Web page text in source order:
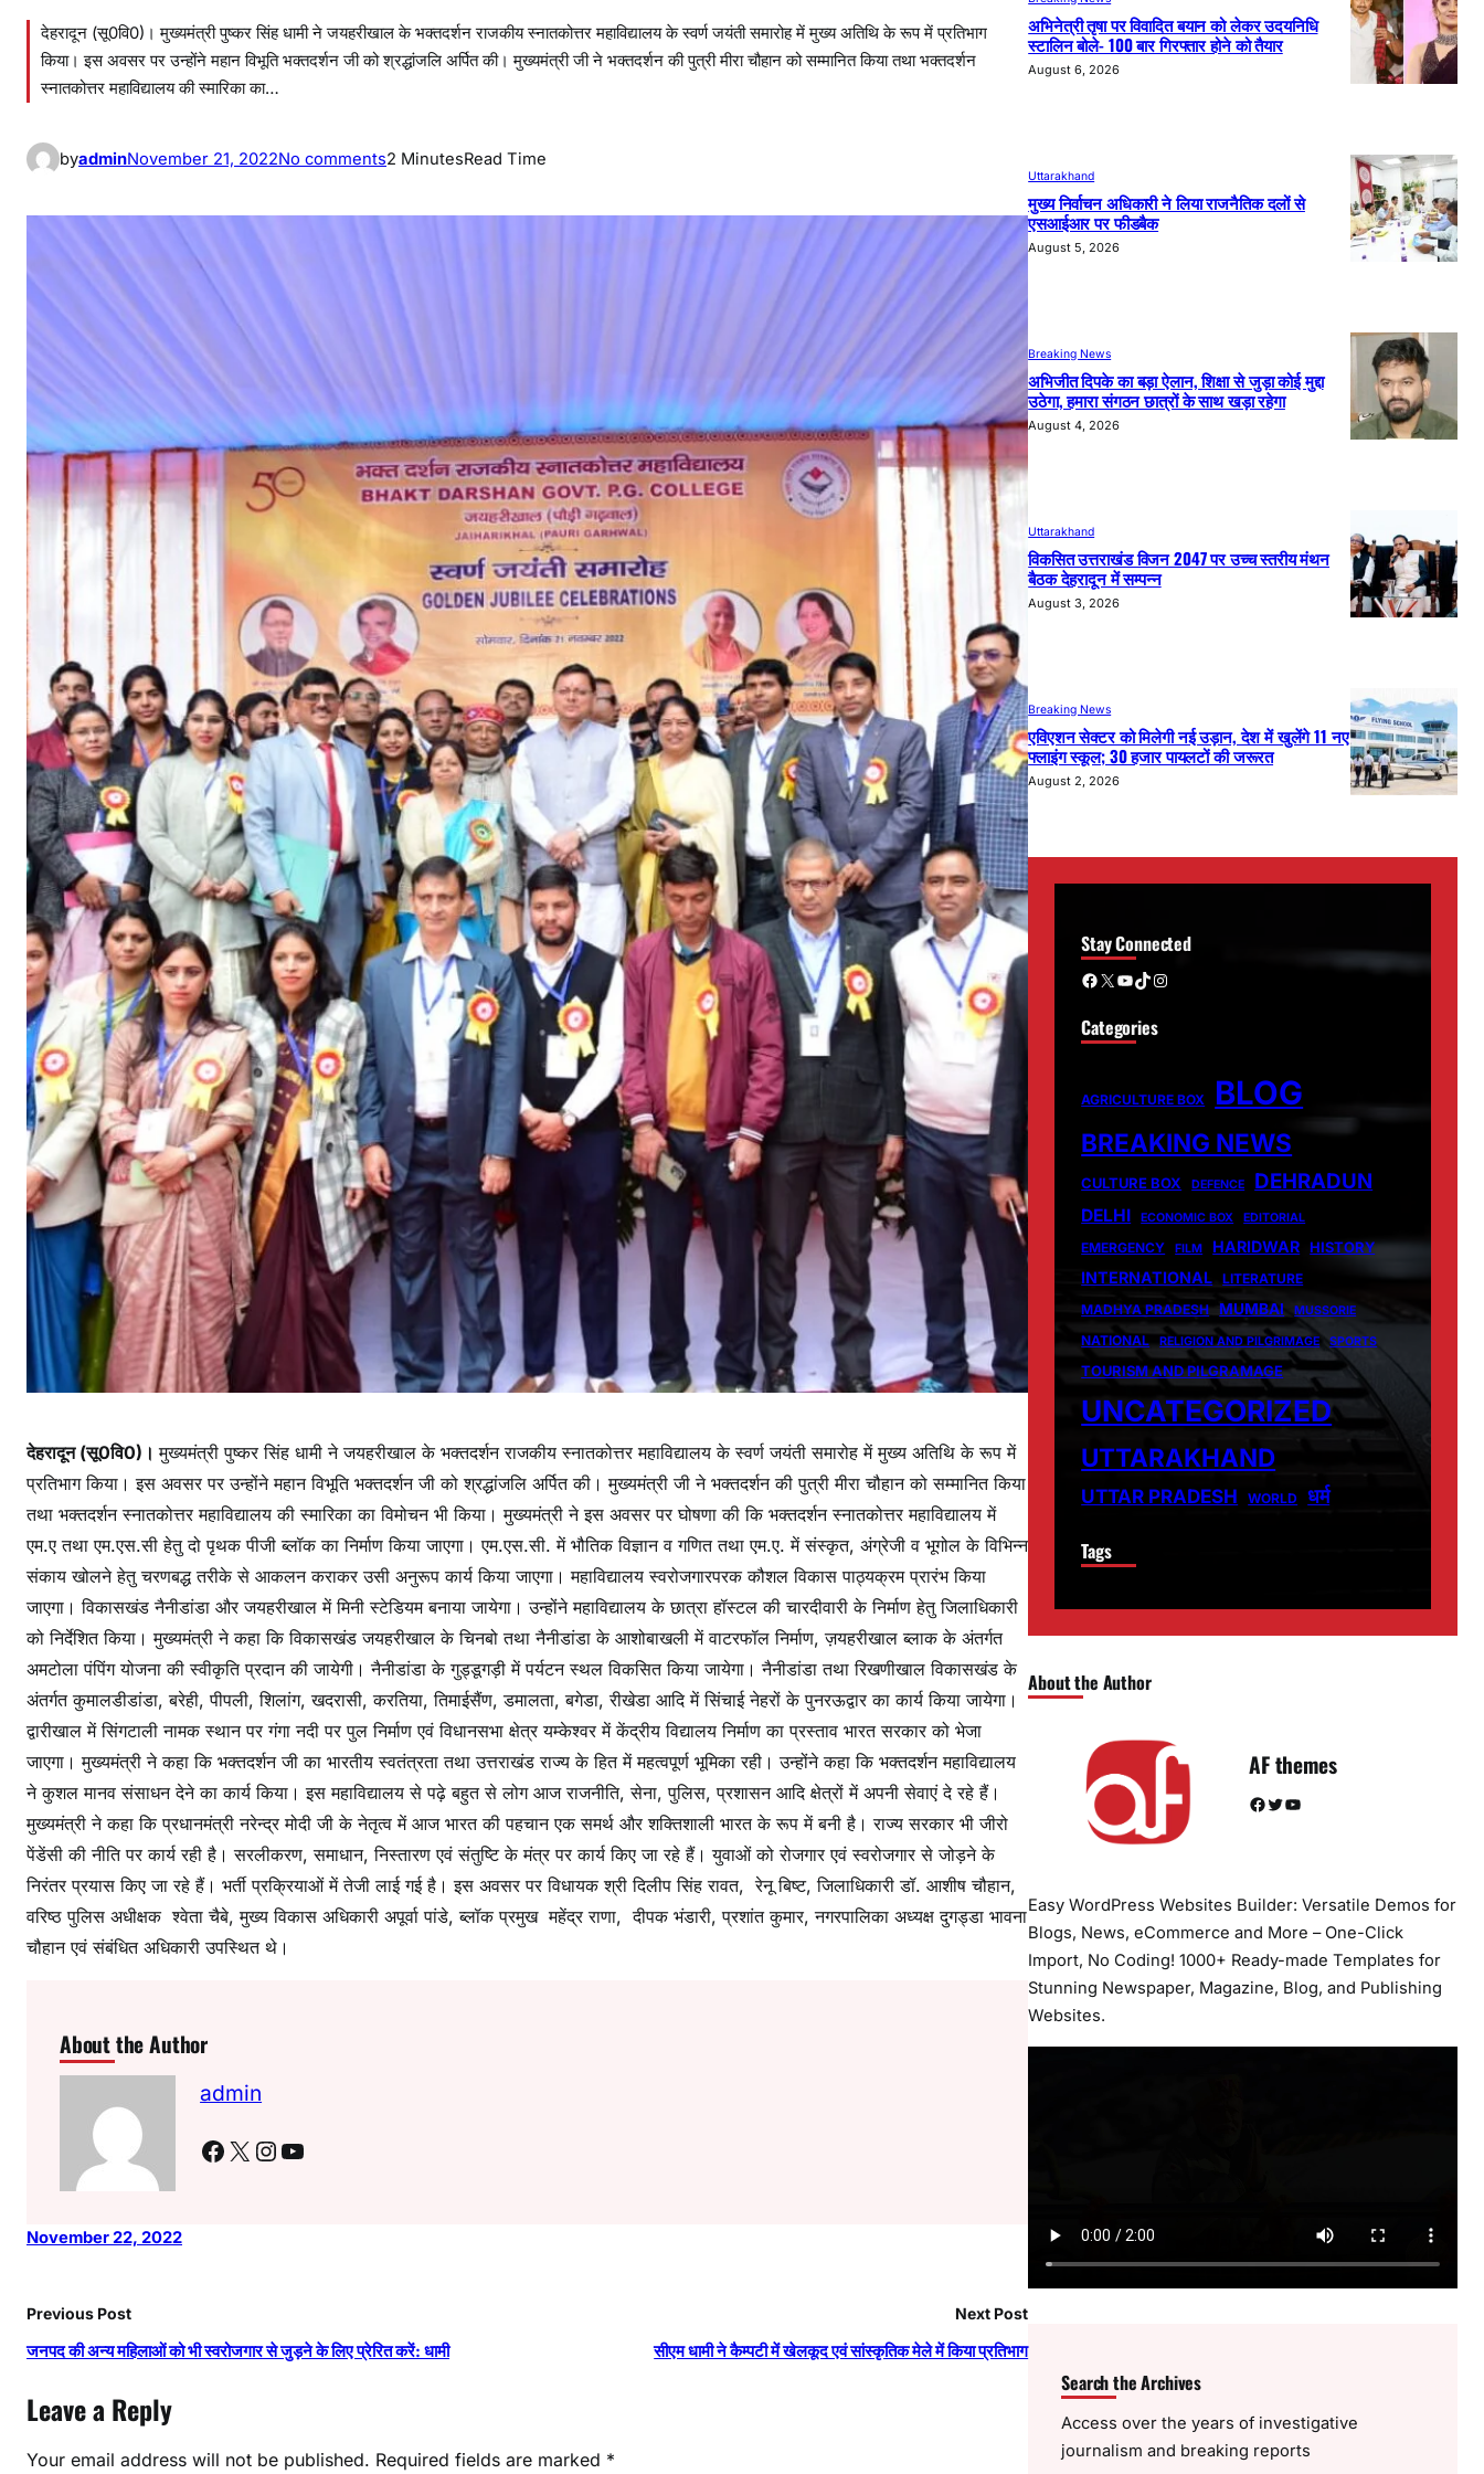
देहरादून (सू0वि0)। मुख्यमंत्री पुष्कर सिंह धामी ने जयहरीखाल के भक्तदर्शन राजकीय स्नातकोत्तर महाविद्यालय के स्वर्ण जयंती समारोह में मुख्य अतिथि के रूप में प्रतिभाग
किया। इस अवसर पर उन्होंने महान विभूति भक्तदर्शन जी को श्रद्धांजलि अर्पित की। मुख्यमंत्री जी ने भक्तदर्शन की पुत्री मीरा चौहान को सम्मानित किया तथा भक्तदर्शन
स्नातकोत्तर महाविद्यालय की स्मारिका का…
byadminNovember 21, 2022No commentso
मु
मं
त्री
यं
ती
स
में
कि
या
प्र
ति
भा
ग
2 MinutesRead Time
देहरादून (सू0वि0)।मुख्यमंत्री पुष्कर सिंह धामी ने जयहरीखाल के भक्तदर्शन राजकीय स्नातकोत्तर महाविद्यालय के स्वर्ण जयंती समारोह में मुख्य अतिथि के रूप में
प्रतिभाग किया। इस अवसर पर उन्होंने महान विभूति भक्तदर्शन जी को श्रद्धांजलि अर्पित की। मुख्यमंत्री जी ने भक्तदर्शन की पुत्री मीरा चौहान को सम्मानित किया
तथा भक्तदर्शन स्नातकोत्तर महाविद्यालय की स्मारिका का विमोचन भी किया। मुख्यमंत्री ने इस अवसर पर घोषणा की कि भक्तदर्शन स्नातकोत्तर महाविद्यालय में
एम.ए तथा एम.एस.सी हेतु दो पृथक पीजी ब्लॉक का निर्माण किया जाएगा। एम.एस.सी. में भौतिक विज्ञान व गणित तथा एम.ए. में संस्कृत, अंग्रेजी व भूगोल के विभिन्न
संकाय खोलने हेतु चरणबद्ध तरीके से आकलन कराकर उसी अनुरूप कार्य किया जाएगा। महाविद्यालय स्वरोजगारपरक कौशल विकास पाठ्यक्रम प्रारंभ किया
जाएगा। विकासखंड नैनीडांडा और जयहरीखाल में मिनी स्टेडियम बनाया जायेगा। उन्होंने महाविद्यालय के छात्रा हॉस्टल की चारदीवारी के निर्माण हेतु जिलाधिकारी
को निर्देशित किया। मुख्यमंत्री ने कहा कि विकासखंड जयहरीखाल के चिनबो तथा नैनीडांडा के आशोबाखली में वाटरफॉल निर्माण, ज़यहरीखाल ब्लाक के अंतर्गत
अमटोला पंपिंग योजना की स्वीकृति प्रदान की जायेगी। नैनीडांडा के गुड्डूगड़ी में पर्यटन स्थल विकसित किया जायेगा। नैनीडांडा तथा रिखणीखाल विकासखंड के
अंतर्गत कुमालडीडांडा, बरेही, पीपली, शिलांग, खदरासी, करतिया, तिमाईसैंण, डमालता, बगेडा, रीखेडा आदि में सिंचाई नेहरों के पुनरऊद्वार का कार्य किया जायेगा।
द्वारीखाल में सिंगटाली नामक स्थान पर गंगा नदी पर पुल निर्माण एवं विधानसभा क्षेत्र यम्केश्वर में केंद्रीय विद्यालय निर्माण का प्रस्ताव भारत सरकार को भेजा
जाएगा। मुख्यमंत्री ने कहा कि भक्तदर्शन जी का भारतीय स्वतंत्रता तथा उत्तराखंड राज्य के हित में महत्वपूर्ण भूमिका रही। उन्होंने कहा कि भक्तदर्शन महाविद्यालय
ने कुशल मानव संसाधन देने का कार्य किया। इस महाविद्यालय से पढ़े बहुत से लोग आज राजनीति, सेना, पुलिस, प्रशासन आदि क्षेत्रों में अपनी सेवाएं दे रहे हैं।
मुख्यमंत्री ने कहा कि प्रधानमंत्री नरेन्द्र मोदी जी के नेतृत्व में आज भारत की पहचान एक समर्थ और शक्तिशाली भारत के रूप में बनी है। राज्य सरकार भी जीरो
पेंडेंसी की नीति पर कार्य रही है। सरलीकरण, समाधान, निस्तारण एवं संतुष्टि के मंत्र पर कार्य किए जा रहे हैं। युवाओं को रोजगार एवं स्वरोजगार से जोड़ने के
निरंतर प्रयास किए जा रहे हैं। भर्ती प्रक्रियाओं में तेजी लाई गई है। इस अवसर पर विधायक श्री दिलीप सिंह रावत, रेनू बिष्ट, जिलाधिकारी डॉ. आशीष चौहान,
वरिष्ठ पुलिस अधीक्षक श्वेता चैबे, मुख्य विकास अधिकारी अपूर्वा पांडे, ब्लॉक प्रमुख महेंद्र राणा, दीपक भंडारी, प्रशांत कुमार, नगरपालिका अध्यक्ष दुगड्डा भावना
चौहान एवं संबंधित अधिकारी उपस्थित थे।
About the Author
admin
Facebook X Instagram YouTube
November 22, 2022
Previous Post
जनपद की अन्य महिलाओं को भी स्वरोजगार से जुड़ने के लिए प्रेरित करें: धामी
Next Post
सीएम धामी ने कैम्पटी में खेलकूद एवं सांस्कृतिक मेले में किया प्रतिभाग
Leave a Reply
Your email address will not be published. Required fields are marked *
अभिनेत्री तृषा पर विवादित बयान को लेकर उदयनिधि
स्टालिन बोले- 100 बार गिरफ्तार होने को तैयार
August 6, 2026
Uttarakhand
मुख्य निर्वाचन अधिकारी ने लिया राजनैतिक दलों से
एसआईआर पर फीडबैक
August 5, 2026
Breaking News
अभिजीत दिपके का बड़ा ऐलान, शिक्षा से जुड़ा कोई मुद्दा
उठेगा, हमारा संगठन छात्रों के साथ खड़ा रहेगा
August 4, 2026
Uttarakhand
विकसित उत्तराखंड विजन 2047 पर उच्च स्तरीय मंथन
बैठक देहरादून में सम्पन्न
August 3, 2026
Breaking News
एविएशन सेक्टर को मिलेगी नई उड़ान, देश में खुलेंगे 11 नए
फ्लाइंग स्कूल; 30 हजार पायलटों की जरूरत
August 2, 2026
Stay Connected
Facebook X YouTube TikTok Instagram
Categories
AGRICULTURE BOX BLOG
BREAKING NEWS
CULTURE BOX DEFENCE DEHRADUN
DELHI ECONOMIC BOX EDITORIAL
EMERGENCY FILM HARIDWAR HISTORY
INTERNATIONAL
LITERATURE
MADHYA PRADESH MUMBAI MUSSORIE
NATIONAL RELIGION AND PILGRIMAGE SPORTS
TOURISM AND PILGRAMAGE
UNCATEGORIZED
UTTARAKHAND
UTTAR PRADESH WORLD धर्म
Tags
About the Author
AF themes
Facebook Twitter YouTube
Easy WordPress Websites Builder: Versatile Demos for
Blogs, News, eCommerce and More – One-Click
Import, No Coding! 1000+ Ready-made Templates for
Stunning Newspaper, Magazine, Blog, and Publishing
Websites.
Search the Archives
Access over the years of investigative
journalism and breaking reports